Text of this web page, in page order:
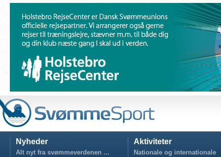
Nyheder
Alt nyt fra svømmeverdenen ...
Aktiviteter
Nationale og internationale